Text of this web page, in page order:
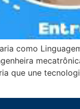
como
que une